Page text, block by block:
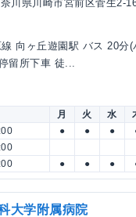
川県川崎市宮前区菅生2-
向ヶ丘遊園駅 バス 20分(
留所下車 徒...
月 火 水
● ● ●
● ● ●
大学附属病院